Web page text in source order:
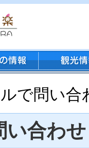
で問い合
い合わせ